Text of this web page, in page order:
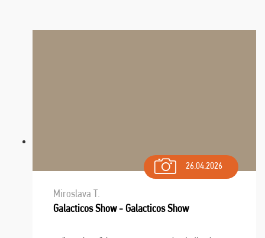
26.04.2026
Miroslava T.
Galacticos Show - Galacticos Show